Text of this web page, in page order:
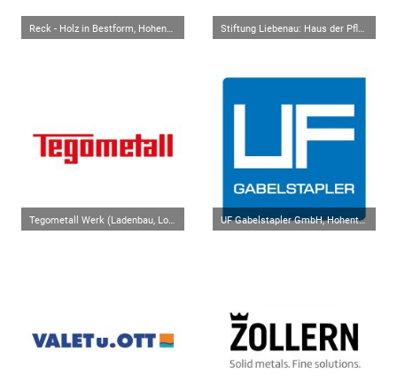
Reck - Holz in Bestform, Hohentengen Stiftung Liebenau: Haus der Pflege St. Wunibald, Scheer
Tegometall Werk (Ladenbau, Logistikzentrum), Krauchenwies UF Gabelstapler GmbH, Hohentengen